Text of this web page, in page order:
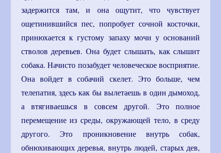
задержится там, и она ощутит, что чувствует
ощетинившийся пес, попробует сочной косточки,
принюхается к густому запаху мочи у оснований
стволов деревьев. Она будет слышать, как слышит
собака. Начисто позабудет человеческое восприятие.
Она войдет в собачий скелет. Это больше, чем
телепатия, здесь как бы вылетаешь в один дымоход,
а втягиваешься в совсем другой. Это полное
перемещение из среды, окружающей тело, в среду
другого. Это проникновение внутрь собак,
обнюхивающих деревья, внутрь людей, старых дев,